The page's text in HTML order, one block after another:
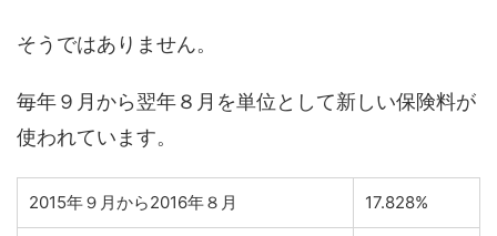
そうではありません。
毎年９月から翌年８月を単位として新しい保険料が
使われています。
2015年９月から2016年８月 17.828%